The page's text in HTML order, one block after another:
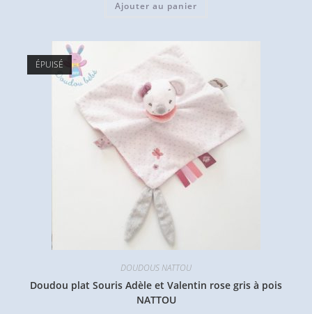
Ajouter au panier
ÉPUISÉ
DOUDOUS NATTOU
Doudou plat Souris Adèle et Valentin rose gris à pois
NATTOU